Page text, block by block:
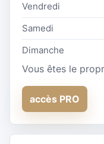
Vendredi
Samedi
Dimanche
Vous êtes le
accès PRO